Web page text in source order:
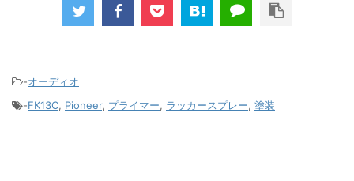
-オーディオ
-FK13C, Pioneer, プライマー, ラッカースプレー, 塗装